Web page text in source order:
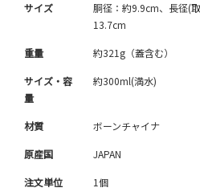
サイズ
胴径：約9.9cm、長径(
13.7cm
重量 約321g（蓋含む）
サイズ・容
量
約300ml(満水)
材質 ボーンチャイナ
原産国 JAPAN
注文単位 1個